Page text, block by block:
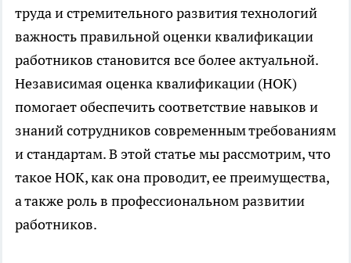
труда и стремительного развития технологий
важность правильной оценки квалификации
работников становится все более актуальной.
Независимая оценка квалификации (НОК)
помогает обеспечить соответствие навыков и
знаний сотрудников современным требованиям
и стандартам. В этой статье мы рассмотрим, что
такое НОК, как она проводит, ее преимущества,
а также роль в профессиональном развитии
работников.